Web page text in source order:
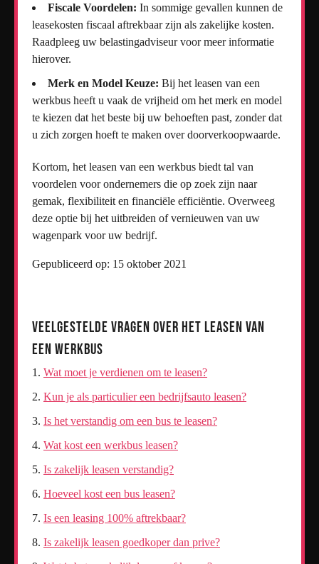
Fiscale Voordelen: In sommige gevallen kunnen de
leasekosten fiscaal aftrekbaar zijn als zakelijke kosten.
Raadpleeg uw belastingadviseur voor meer informatie
hierover.
Merk en Model Keuze: Bij het leasen van een
werkbus heeft u vaak de vrijheid om het merk en model
te kiezen dat het beste bij uw behoeften past, zonder dat
u zich zorgen hoeft te maken over doorverkoopwaarde.
Kortom, het leasen van een werkbus biedt tal van
voordelen voor ondernemers die op zoek zijn naar
gemak, flexibiliteit en financiële efficiëntie. Overweeg
deze optie bij het uitbreiden of vernieuwen van uw
wagenpark voor uw bedrijf.
Gepubliceerd op: 15 oktober 2021
Veelgestelde Vragen over het Leasen van
een Werkbus
Wat moet je verdienen om te leasen?
Kun je als particulier een bedrijfsauto leasen?
Is het verstandig om een bus te leasen?
Wat kost een werkbus leasen?
Is zakelijk leasen verstandig?
Hoeveel kost een bus leasen?
Is een leasing 100% aftrekbaar?
Is zakelijk leasen goedkoper dan prive?